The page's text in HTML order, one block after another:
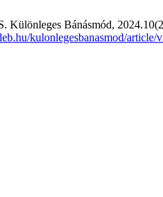
Különleges Bánásmód,
kulonlegesbanasmod/article/